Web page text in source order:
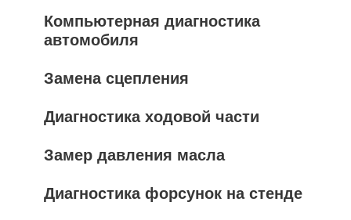
Компьютерная диагностика
автомобиля
Замена сцепления
Диагностика ходовой части
Замер давления масла
Диагностика форсунок на стенде